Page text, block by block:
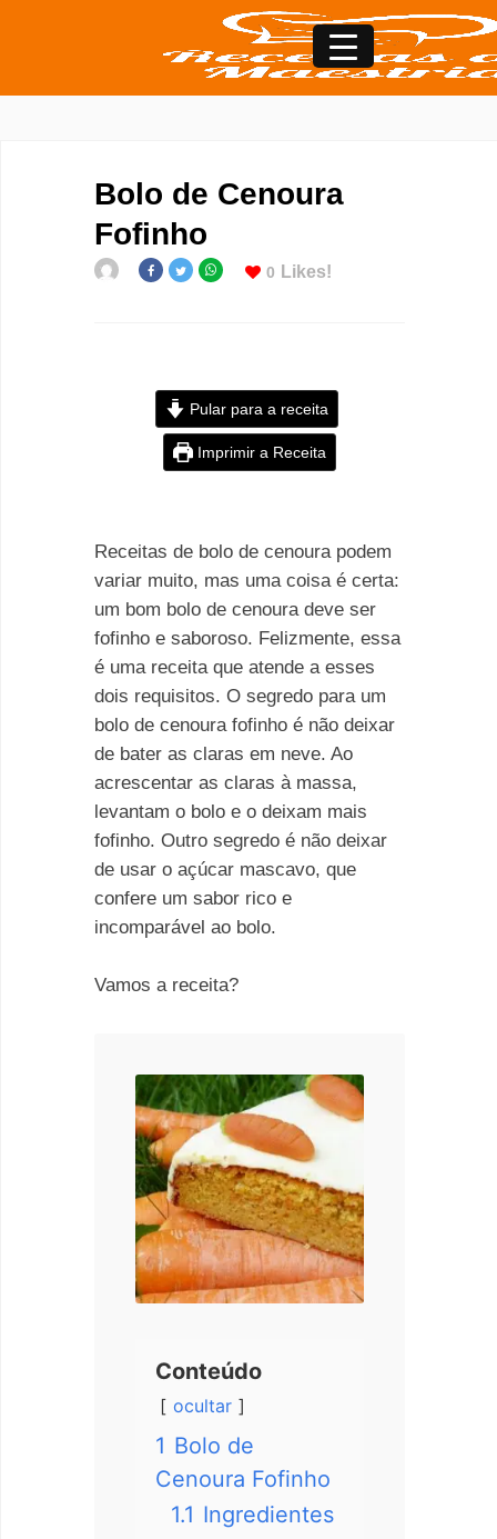
Bolo de Cenoura
Fofinho
0 Likes!
Pular para a receita
Imprimir a Receita
Receitas de bolo de cenoura podem
variar muito, mas uma coisa é certa:
um bom bolo de cenoura deve ser
fofinho e saboroso. Felizmente, essa
é uma receita que atende a esses
dois requisitos. O segredo para um
bolo de cenoura fofinho é não deixar
de bater as claras em neve. Ao
acrescentar as claras à massa,
levantam o bolo e o deixam mais
fofinho. Outro segredo é não deixar
de usar o açúcar mascavo, que
confere um sabor rico e
incomparável ao bolo.
Vamos a receita?
Conteúdo
ocultar
1 Bolo de
Cenoura Fofinho
1.1 Ingredientes